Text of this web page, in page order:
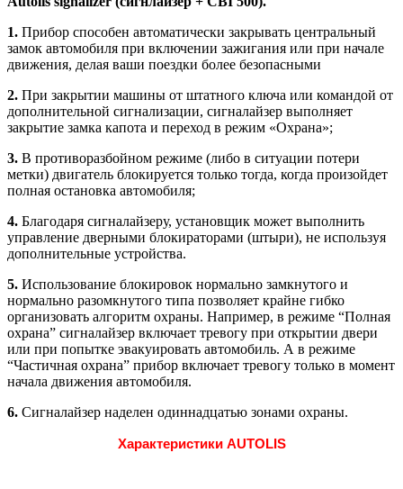
1. Прибор способен автоматически закрывать центральный
замок автомобиля при включении зажигания или при начале
движения, делая ваши поездки более безопасными
2. При закрытии машины от штатного ключа или командой от
дополнительной сигнализации, сигналайзер выполняет
закрытие замка капота и переход в режим «Охрана»;
3. В противоразбойном режиме (либо в ситуации потери
метки) двигатель блокируется только тогда, когда произойдет
полная остановка автомобиля;
4. Благодаря сигналайзеру, установщик может выполнить
управление дверными блокираторами (штыри), не используя
дополнительные устройства.
5. Использование блокировок нормально замкнутого и
нормально разомкнутого типа позволяет крайне гибко
организовать алгоритм охраны. Например, в режиме “Полная
охрана” сигналайзер включает тревогу при открытии двери
или при попытке эвакуировать автомобиль. А в режиме
“Частичная охрана” прибор включает тревогу только в момент
начала движения автомобиля.
6. Сигналайзер наделен одиннадцатью зонами охраны.
Характеристики AUTOLIS